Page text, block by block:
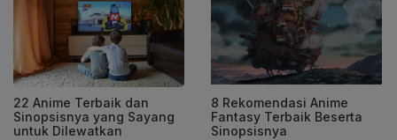
22 Anime Terbaik dan
Sinopsisnya yang Sayang
untuk Dilewatkan
8 Rekomendasi Anime
Fantasy Terbaik Beserta
Sinopsisnya